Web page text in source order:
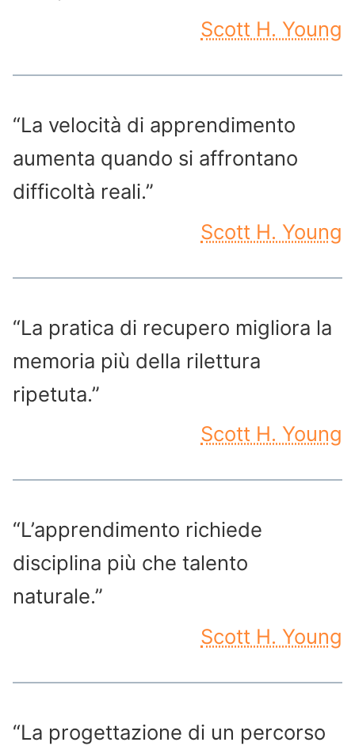
Scott H. Young
“La velocità di apprendimento
aumenta quando si affrontano
difficoltà reali.”
Scott H. Young
“La pratica di recupero migliora la
memoria più della rilettura
ripetuta.”
Scott H. Young
“L’apprendimento richiede
disciplina più che talento
naturale.”
Scott H. Young
“La progettazione di un percorso